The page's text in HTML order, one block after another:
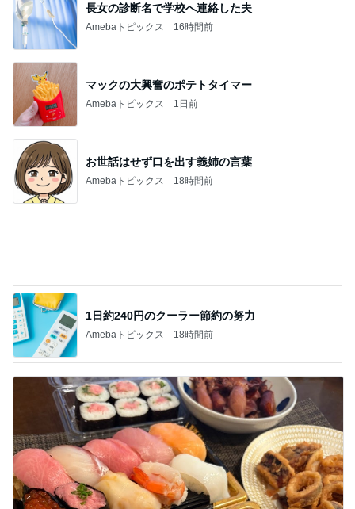
マックの大興奮のポテトタイマー
Amebaトピックス 1日前
お世話はせず口を出す義姉の言葉
Amebaトピックス 18時間前
長女の買い物ついでに大きい出費
Amebaトピックス 2日前